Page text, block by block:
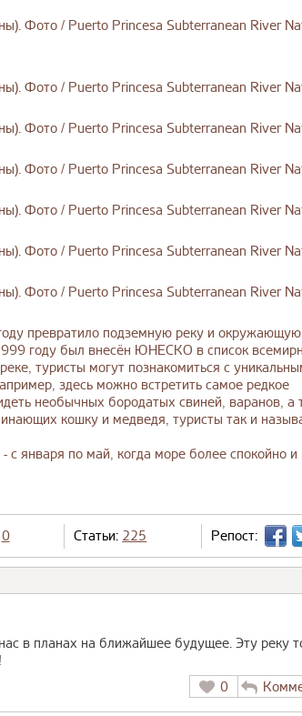
превратило подземную реку и
году был внесён ЮНЕСКО в список
туристы могут познакомиться с
здесь можно встретить самое редкое
необычных бородатых свиней, варанов, а
кошку и медведя, туристы так и
января по май, когда море более спокойно и
0 Статьи: 225 Репост:
в планах на ближайшее будущее. Эту реку
0